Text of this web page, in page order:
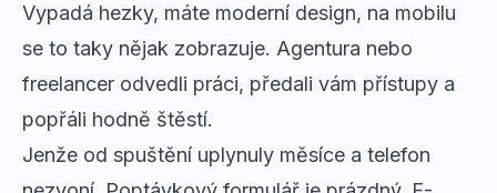
Vypadá hezky, máte moderní design, na mobilu
se to taky nějak zobrazuje. Agentura nebo
freelancer odvedli práci, předali vám přístupy a
popřáli hodně štěstí.
Jenže od spuštění uplynuly měsíce a telefon